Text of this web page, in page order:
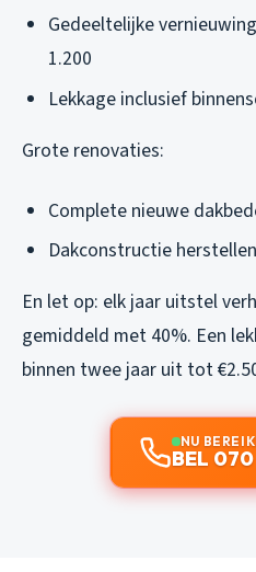
Gedeeltelijke
1.200
Lekkage inclusief
Grote renovaties:
Complete nieuwe
Dakconstructie
En let op: elk jaar uitstel
gemiddeld met 40%. Een
binnen twee jaar uit tot
NU
BEL